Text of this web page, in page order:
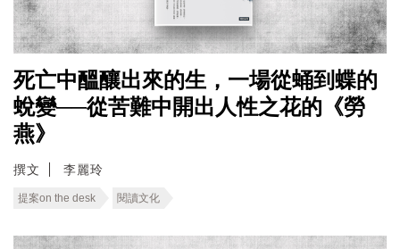
死亡中醞釀出來的生，一場從蛹到蝶的
蛻變──從苦難中開出人性之花的《勞
燕》
撰文 李麗玲
提案on the desk 閱讀文化